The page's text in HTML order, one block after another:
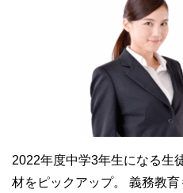
2022年度中学3年生になる生
材をピックアップ。 義務教育